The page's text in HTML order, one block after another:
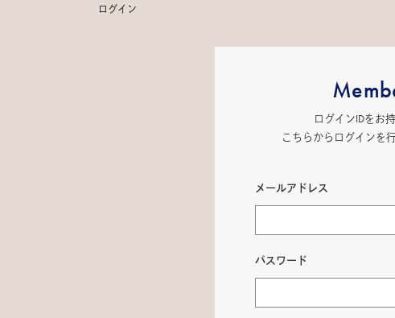
ログイン
ログインIDをお
こちらからログインを
メールアドレス
パスワード